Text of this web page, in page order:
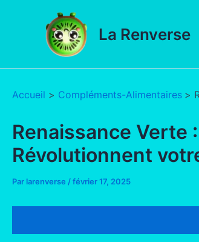
La Renverse
Accueil Compléments-Alimentaires
Renaissance Verte
Révolutionnent
Par larenverse /février 17, 2025